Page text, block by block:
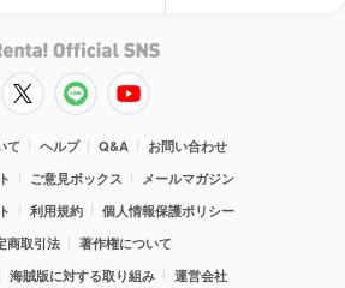
て ヘルプ Q&A
お問い合わせ
ご意見ボックス
メールマガジン
利用規約
個人情報保護ポリシー
商取引法
著作権について
海賊版に対する取り組み 運営会社